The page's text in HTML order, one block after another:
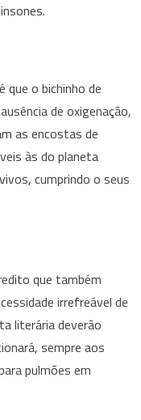
que o bichinho de
de oxigenação,
as encostas de
às do planeta
cumprindo o seus
que também
irrefreável de
literária deverão
sempre aos
pulmões em